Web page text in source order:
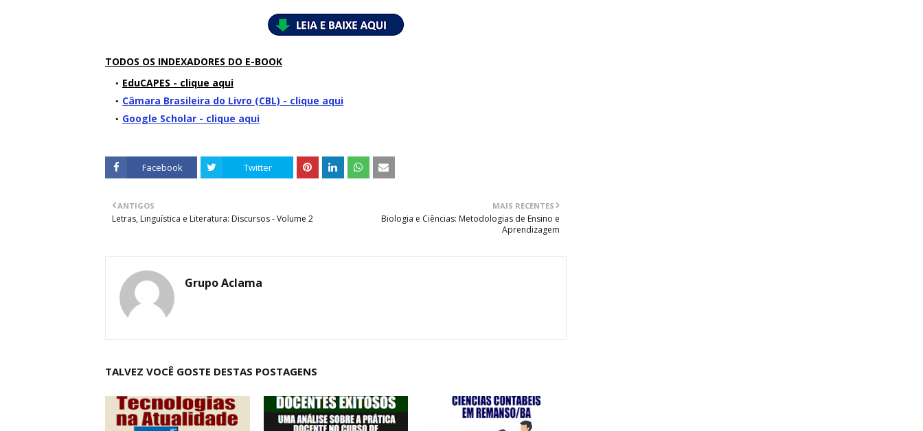
TODOS OS INDEXADORES DO E-BOOK
EduCAPES - clique aqui
Câmara Brasileira do Livro (CBL) - clique aqui
Google Scholar - clique aqui
Facebook Twitter
MAIS RECENTES
Biologia e Ciências: Metodologias de Ensino e
Aprendizagem
ANTIGOS
Letras, Linguística e Literatura: Discursos - Volume 2
Grupo Aclama
TALVEZ VOCÊ GOSTE DESTAS POSTAGENS